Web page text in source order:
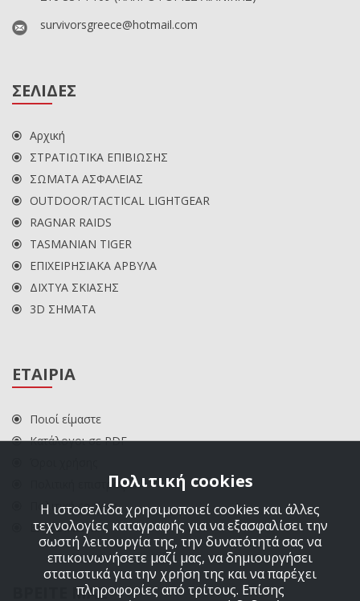
survivorsgreece@hotmail.com
ΣΕΛΙΔΕΣ
Αρχική
ΣΤΡΑΤΙΩΤΙΚΑ ΕΠΙΒΙΩΣΗΣ
ΣΩΜΑΤΑ ΑΣΦΑΛΕΙΑΣ
OUTDOOR/TACTICAL LIGHTGEAR
RAGNAR RAIDS
TASMANIAN TIGER
ΕΠΙΧΕΙΡΗΣΙΑΚΑ ΑΡΒΥΛΑ
ΔΙΧΤΥΑ ΣΚΙΑΣΗΣ
3D ΣΗΜΑΤΑ
ΕΤΑΙΡΙΑ
Ποιοί είμαστε
Κατάλογοι σε PDF
Πολιτική επιστροφών
Πολιτική cookies
ΕΠΙΚΟΙΝΩΝΙΑ
ΒΡΕΙΤΕ ΜΑΣ
Πολιτική cookies
Η ιστοσελίδα χρησιμοποιεί cookies και άλλες
τεχνολογίες καταγραφής για να εξασφαλίσει την
σωστή λειτουργία της, την δυνατότητά σας να
επικοινωνήσετε μαζί μας, να δημιουργήσει
στατιστικά για την χρήση της και να παρέχει
πληροφορίες από τρίτους. Επίσης